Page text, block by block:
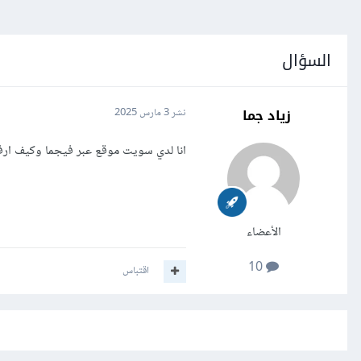
السؤال
زياد جما
الأعضاء
نشر3 مارس 2025
انا لدي سويت موقع عبر فيجما وكيف
اقتباس